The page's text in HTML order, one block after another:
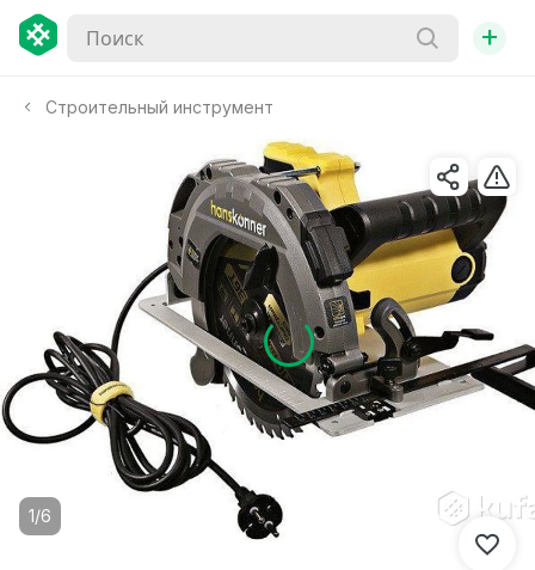
+
Строительный инструмент
1/6